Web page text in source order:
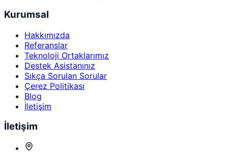
Kurumsal
Hakkımızda
Referanslar
Teknoloji Ortaklarımız
Destek Asistanınız
Sıkça Sorulan Sorular
Çerez Politikası
Blog
İletişim
İletişim